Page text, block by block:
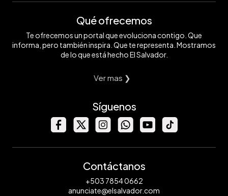
Qué ofrecemos
Te ofrecemos un portal que evoluciona contigo. Que
informa, pero también inspira. Que te representa. Mostramos
de lo que está hecho El Salvador.
Ver mas ❯
Síguenos
Contáctanos
+503 7854 0662
anunciate@elsalvador.com